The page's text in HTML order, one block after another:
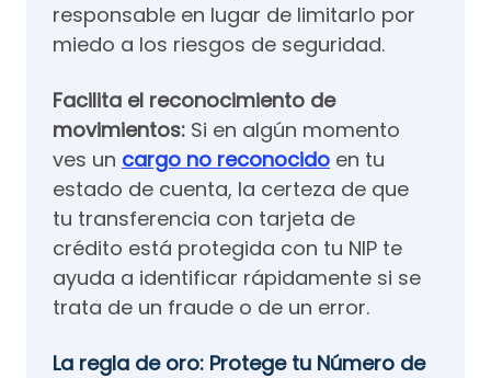
responsable en lugar de limitarlo por
miedo a los riesgos de seguridad.
Facilita el reconocimiento de
movimientos: Si en algún momento
ves un cargo no reconocido en tu
estado de cuenta, la certeza de que
tu transferencia con tarjeta de
crédito está protegida con tu NIP te
ayuda a identificar rápidamente si se
trata de un fraude o de un error.
La regla de oro: Protege tu Número de